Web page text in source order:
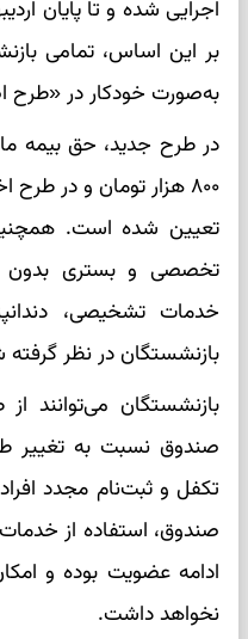
بر این اساس، تمامی
به‌صورت خودکار در «طرح
در طرح جدید، حق بیمه
تعیین شده است.
تخصصی و بستری بدون
خدمات تشخیصی،
بازنشستگان در نظر
بازنشستگان می‌توانند
صندوق نسبت به تغییر
تکفل و ثبت‌نام مجدد
صندوق، استفاده از خدمات
ادامه عضویت بوده و
نخواهد داشت.